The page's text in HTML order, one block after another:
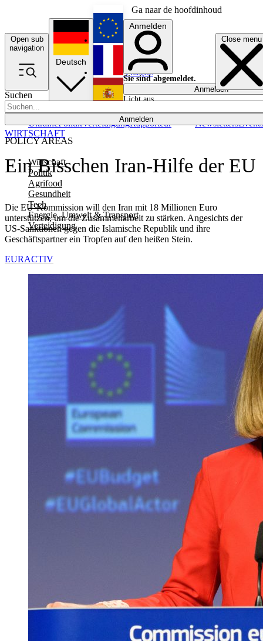
Ga naar de hoofdinhoud
Open sub
navigation
Close menu
Suchen
Anmelden
POLICY AREAS
Wirtschaft
Politik
Agrifood
Gesundheit
Tech
Energie, Umwelt & Transport
Verteidigung
UkrainePolitikVerteidigungRapporteur NewslettersEvents
Deutsch
English
Français
Anmelden
Sie sind abgemeldet.
Anmelden
Licht aus
Ein Bisschen Iran-Hilfe der EU
Die EU-Kommission will den Iran mit 18 Millionen Euro
unterstützen, um die Zusammenarbeit zu stärken. Angesichts der
US-Sanktionen gegen die Islamische Republik und ihre
Geschäftspartner ein Tropfen auf den heißen Stein.
WIRTSCHAFT
EURACTIV